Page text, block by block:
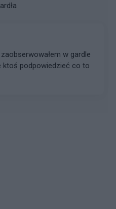
w gardle
ktoś podpowiedzieć co to